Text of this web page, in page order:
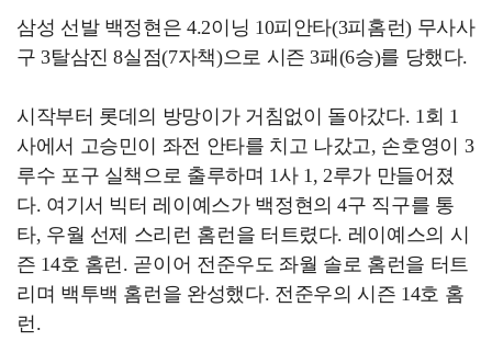
삼성 선발 백정현은 4.2이닝 10피안타(3피홈런) 무사사
구 3탈삼진 8실점(7자책)으로 시즌 3패(6승)를 당했다.
시작부터 롯데의 방망이가 거침없이 돌아갔다. 1회 1
사에서 고승민이 좌전 안타를 치고 나갔고, 손호영이 3
루수 포구 실책으로 출루하며 1사 1, 2루가 만들어졌
다. 여기서 빅터 레이예스가 백정현의 4구 직구를 통
타, 우월 선제 스리런 홈런을 터트렸다. 레이예스의 시
즌 14호 홈런. 곧이어 전준우도 좌월 솔로 홈런을 터트
리며 백투백 홈런을 완성했다. 전준우의 시즌 14호 홈
런.